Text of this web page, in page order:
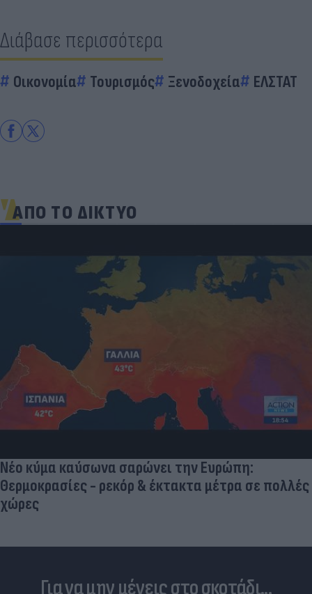
Διάβασε περισσότερα
Οικονομία Τουρισμός Ξενοδοχεία ΕΛΣΤΑΤ
ΑΠΟ ΤΟ ΔΙΚΤΥΟ
Ποδοσφαιριστές που σίγουρα πίστευες ότι έχουν
σταματήσει κι όμως παίζουν ακόμα μπάλα
Για να μην μένεις στο σκοτάδι...